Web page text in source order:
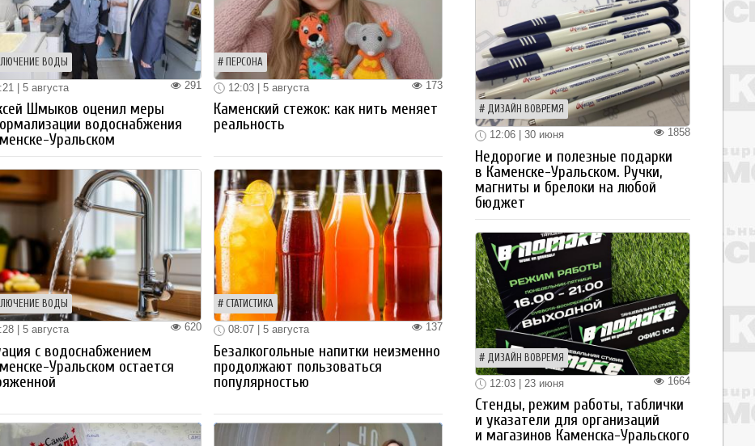
ВОДЫ
291
| 5 августа
Шмыков оценил меры
водоснабжения
Уральском
ПЕРСОНА
173
12:03 | 5 августа
Каменский стежок: как нить меняет
реальность
ВОДЫ
620
| 5 августа
с водоснабжением
Уральском остается
СТАТИСТИКА
137
08:07 | 5 августа
Безалкогольные напитки неизменно
продолжают пользоваться
популярностью
ДИЗАЙН ВОВРЕМЯ
1858
12:06 | 30 июня
Недорогие и полезные подарки
в Каменске-Уральском. Ручки,
магниты и брелоки на любой
бюджет
ДИЗАЙН ВОВРЕМЯ
1664
12:03 | 23 июня
Стенды, режим работы, таблички
и указатели для организаций
и магазинов Каменска-Уральского